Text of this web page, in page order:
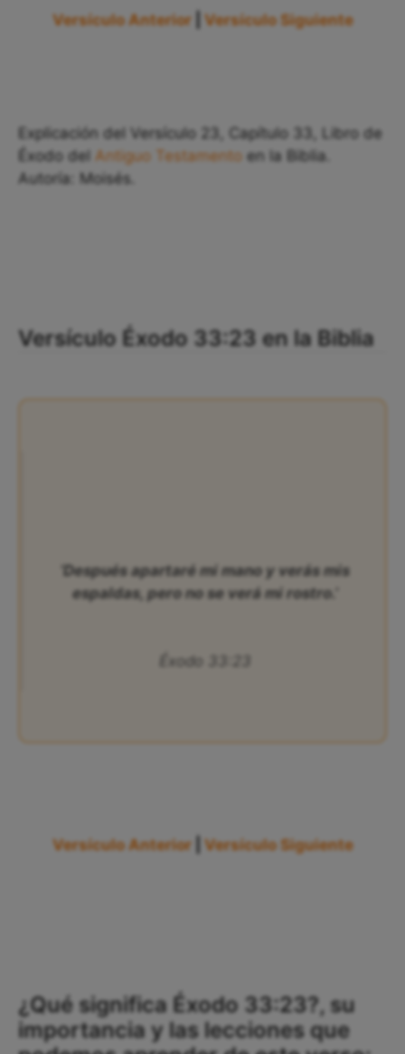
Versículo Anterior Versículo Siguiente
Explicación del Versículo 23, Capítulo 33, Libro de
Éxodo del Antiguo Testamento en la Biblia.
Autoría: Moisés.
Versículo Éxodo 33:23 en la Biblia
‘Después apartaré mi mano y verás mis
espaldas, pero no se verá mi rostro.’
Éxodo 33:23
Versículo Anterior Versículo Siguiente
¿Qué significa Éxodo 33:23?, su
importancia y las lecciones que